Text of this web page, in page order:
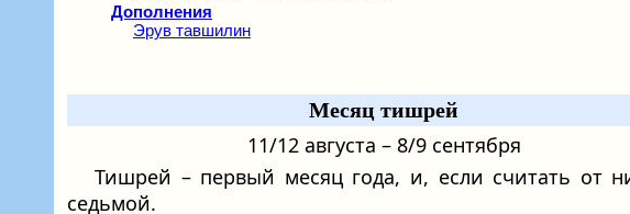
Дополнения
Эрув тавшилин
Месяц тишрей
11/12 августа – 8/9 сентября
Тишрей – первый месяц года, и, если считать от
седьмой.